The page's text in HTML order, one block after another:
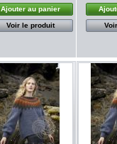
Ajouter au panier
Voir le produit